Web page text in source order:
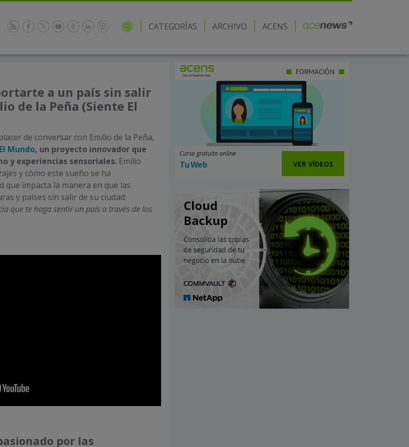
CATEGORÍAS ARCHIVO ACENS
a un país sin salir
de la Peña (Siente El
de conversar con Emilio de la Peña,
Mundo, un proyecto innovador que
y experiencias sensoriales. Emilio
y cómo este sueño se ha
impacta la manera en que las
y países sin salir de su ciudad:
que te haga sentir un país a través de los
por las
Curso gratuito online
Tu Web VER VÍDEOS